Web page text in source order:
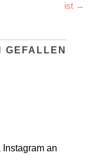
ist →
GEFALLEN
an